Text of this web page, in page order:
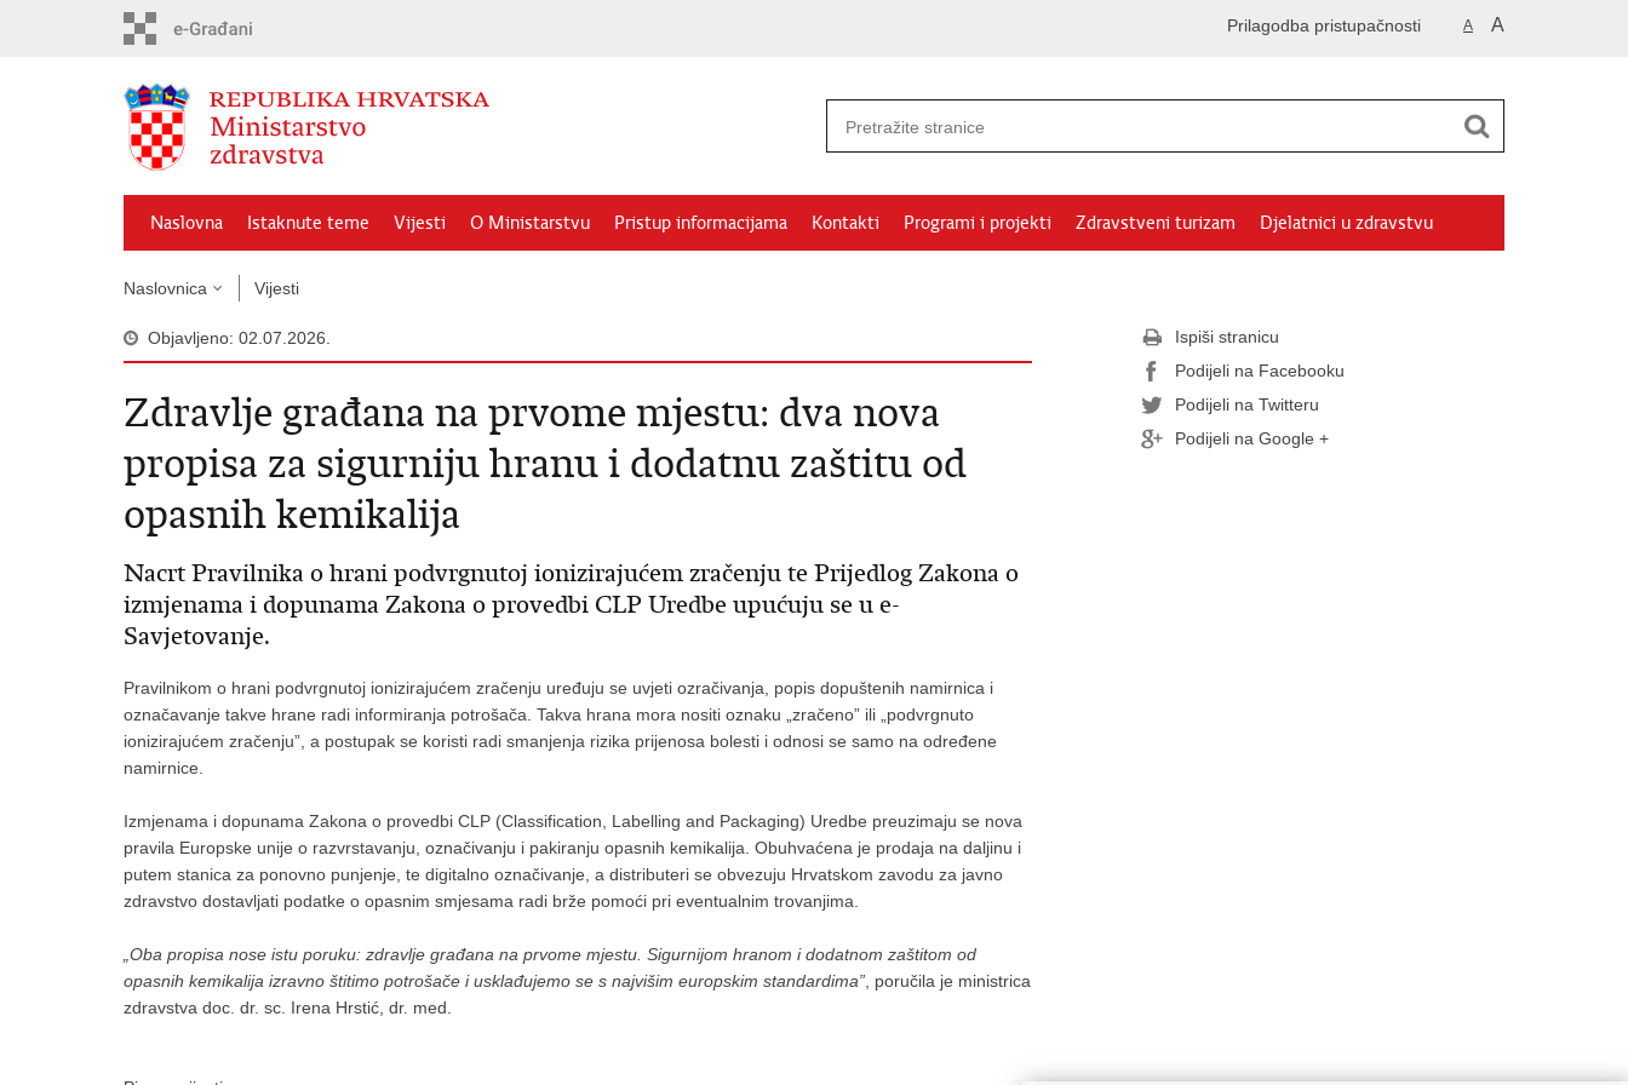
A A
Prilagodba pristupačnosti
Naslovna Istaknute teme Vijesti O Ministarstvu Pristup informacijama Kontakti Programi i projekti Zdravstveni turizam Djelatnici u zdravstvu
Naslovnica Vijesti
Objavljeno: 02.07.2026.
Zdravlje građana na prvome mjestu: dva nova
propisa za sigurniju hranu i dodatnu zaštitu od
opasnih kemikalija
Nacrt Pravilnika o hrani podvrgnutoj ionizirajućem zračenju te Prijedlog Zakona o
izmjenama i dopunama Zakona o provedbi CLP Uredbe upućuju se u e-
Savjetovanje.
Pravilnikom o hrani podvrgnutoj ionizirajućem zračenju uređuju se uvjeti ozračivanja, popis dopuštenih namirnica i
označavanje takve hrane radi informiranja potrošača. Takva hrana mora nositi oznaku „zračeno” ili „podvrgnuto
ionizirajućem zračenju”, a postupak se koristi radi smanjenja rizika prijenosa bolesti i odnosi se samo na određene
namirnice.
Izmjenama i dopunama Zakona o provedbi CLP (Classification, Labelling and Packaging) Uredbe preuzimaju se nova
pravila Europske unije o razvrstavanju, označivanju i pakiranju opasnih kemikalija. Obuhvaćena je prodaja na daljinu i
putem stanica za ponovno punjenje, te digitalno označivanje, a distributeri se obvezuju Hrvatskom zavodu za javno
zdravstvo dostavljati podatke o opasnim smjesama radi brže pomoći pri eventualnim trovanjima.
„Oba propisa nose istu poruku: zdravlje građana na prvome mjestu. Sigurnijom hranom i dodatnom zaštitom od
opasnih kemikalija izravno štitimo potrošače i usklađujemo se s najvišim europskim standardima” , poručila je ministrica
zdravstva doc. dr. sc. Irena Hrstić, dr. med.
Ispiši stranicu
Podijeli na Facebooku
Podijeli na Twitteru
Podijeli na Google +